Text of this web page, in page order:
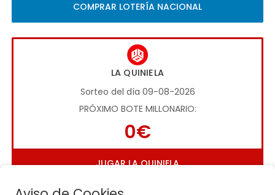
COMPRAR LOTERÍA NACIONAL
LA QUINIELA
Sorteo del día 09-08-2026
PRÓXIMO BOTE MILLONARIO:
0€
JUGAR LA QUINIELA